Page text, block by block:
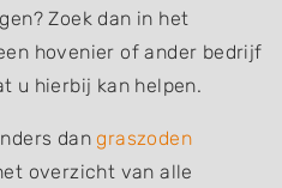
Zoek dan in het
hovenier of ander bedrijf
u hierbij kan helpen.
dangraszoden
overzicht van alle